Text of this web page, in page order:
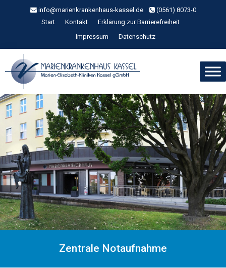
info@marienkrankenhaus-kassel.de
(0561) 8073-0
Start
Kontakt
Erklärung zur Barrierefreiheit
Impressum
Datenschutz
Zentrale Notaufnahme